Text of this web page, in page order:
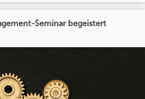
Seminar begeistert